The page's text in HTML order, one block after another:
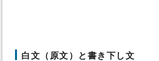
白文（原文）と書き下し文